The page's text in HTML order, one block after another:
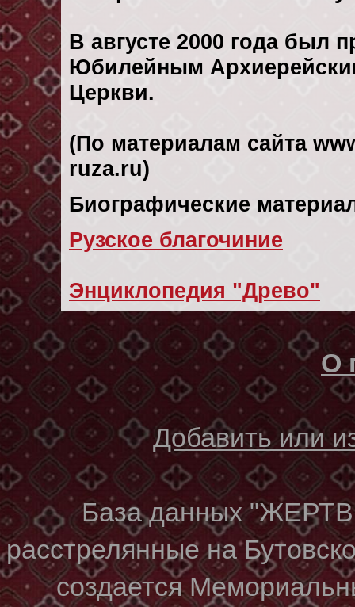
В августе 2000 года был
Юбилейным
Церкви.
(По материалам сайта
ruza.ru)
Биографические
Рузское благочиние
Энциклопедия "Древо"
О
Добавить или
База данных
расстрелянные на
создается